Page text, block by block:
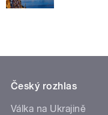
Český rozhlas
Válka na Ukrajině